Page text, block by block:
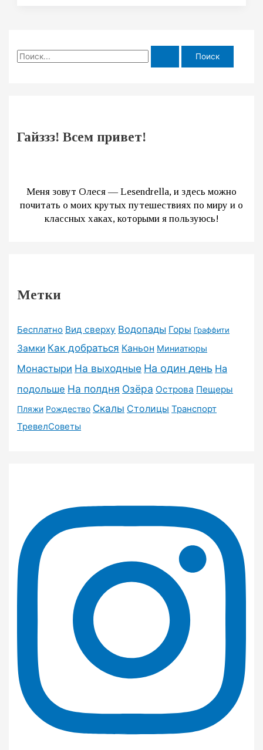
недели
П
:Гайззз! Всем привет!
Меня зовут Олеся — Lesendrella, и здесь можно
почитать о моих крутых путешествиях по миру и о
классных хаках, которыми я пользуюсь!
Метки
Бесплатно Вид сверху Водопады Горы Граффити
Замки Как добраться Каньон Миниатюры
Монастыри На выходные На один день На
подольше На полдня Озёра Острова Пещеры
Пляжи Рождество Скалы Столицы Транспорт
ТревелСоветы